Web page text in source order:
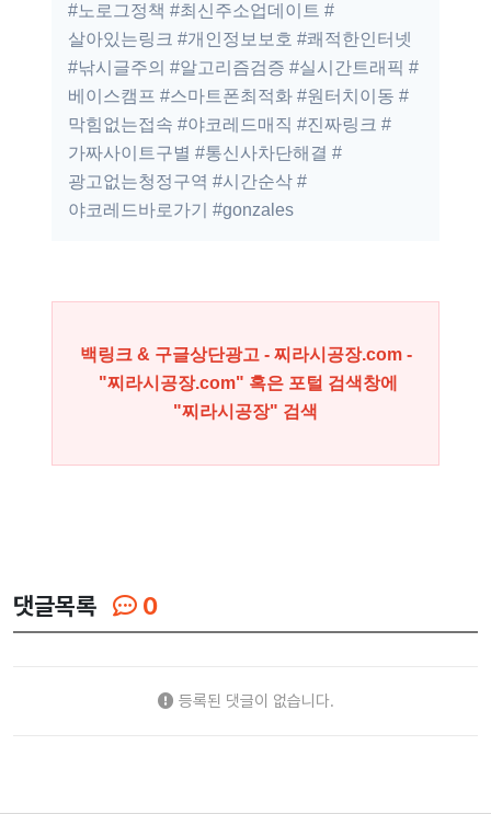
#노로그정책 #최신주소업데이트 #
살아있는링크 #개인정보보호 #쾌적한인터넷
#낚시글주의 #알고리즘검증 #실시간트래픽 #
베이스캠프 #스마트폰최적화 #원터치이동 #
막힘없는접속 #야코레드매직 #진짜링크 #
가짜사이트구별 #통신사차단해결 #
광고없는청정구역 #시간순삭 #
야코레드바로가기 #gonzales
백링크 & 구글상단광고 - 찌라시공장.com -
"찌라시공장.com" 혹은 포털 검색창에
"찌라시공장" 검색
댓글목록 0
등록된 댓글이 없습니다.